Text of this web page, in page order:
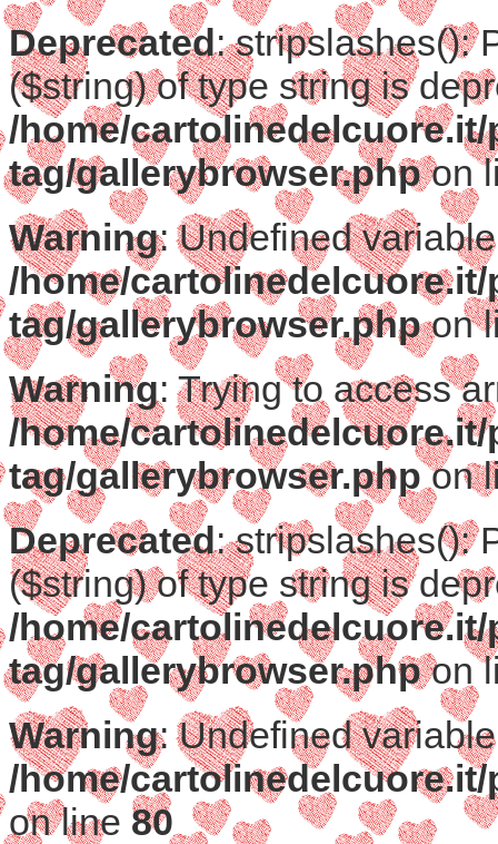
Deprecated: stripslashes():
($string) of type string is
/home/
tag/gallerybrowser.phpon
Warning: Undefined
/home/
tag/gallerybrowser.phpon
Warning: Trying to access
/home/
tag/gallerybrowser.phpon
Deprecated: stripslashes():
($string) of type string is
/home/
tag/gallerybrowser.phpon
Warning: Undefined
/home/
on line 80